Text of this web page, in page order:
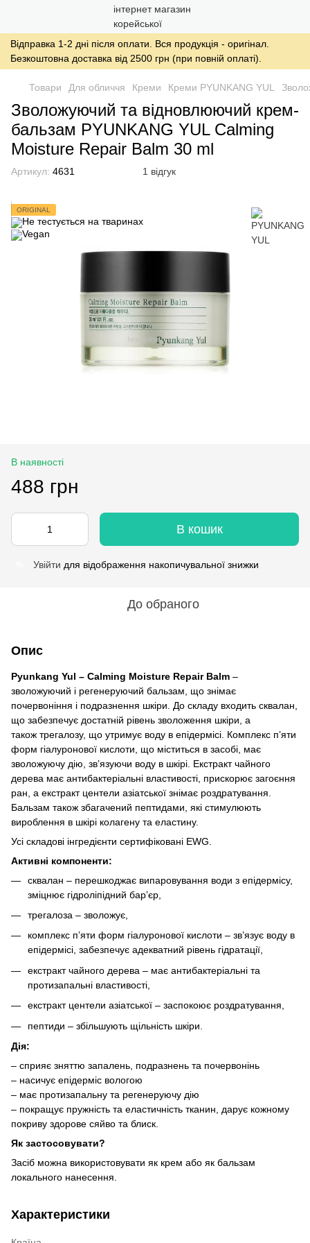
Відправка 1-2 дні після оплати. Вся продукція - оригінал.
Безкоштовна доставка від 2500 грн (при повній оплаті).
Товари Для обличчя Креми Креми PYUNKANG YUL
Зволожуючий та відновлюючий крем-
бальзам PYUNKANG YUL Calming
Moisture Repair Balm 30 ml
Артикул: 4631 1 відгук
ORIGINAL
В наявності
488 грн
В кошик
Увійти для відображення накопичувальної знижки
До обраного
Опис
Pyunkang Yul – Calming Moisture Repair Balm –
зволожуючий і регенеруючий бальзам, що знімає
почервоніння і подразнення шкіри. До складу входить сквалан,
що забезпечує достатній рівень зволоження шкіри, а
також трегалозу, що утримує воду в епідермісі. Комплекс п’яти
форм гіалуронової кислоти, що міститься в засобі, має
зволожуючу дію, зв’язуючи воду в шкірі. Екстракт чайного
дерева має антибактеріальні властивості, прискорює загоєння
ран, а екстракт центели азіатської знімає роздратування.
Бальзам також збагачений пептидами, які стимулюють
вироблення в шкірі колагену та еластину.
Усі складові інгредієнти сертифіковані EWG.
Активні компоненти:
сквалан – перешкоджає випаровування води з епідермісу,
зміцнює гідроліпідний бар’єр,
трегалоза – зволожує,
комплекс п’яти форм гіалуронової кислоти – зв’язує воду в
епідермісі, забезпечує адекватний рівень гідратації,
екстракт чайного дерева – має антибактеріальні та
протизапальні властивості,
екстракт центели азіатської – заспокоює роздратування,
пептиди – збільшують щільність шкіри.
Дія:
– сприяє зняттю запалень, подразнень та почервонінь
– насичує епідерміс вологою
– має протизапальну та регенеруючу дію
– покращує пружність та еластичність тканин, дарує кожному
покриву здорове сяйво та блиск.
Як застосовувати?
Засіб можна використовувати як крем або як бальзам
локального нанесення.
Характеристики